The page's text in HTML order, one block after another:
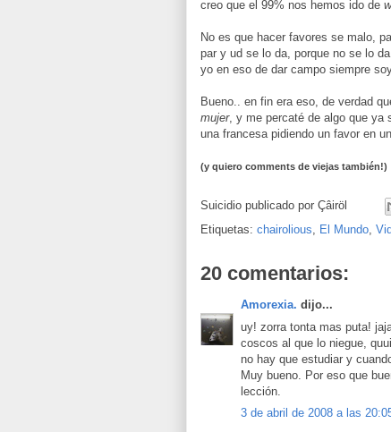
creo que el 99% nos hemos ido de
No es que hacer favores se malo,
par y ud se lo da, porque no se lo
yo en eso de dar campo siempre
Bueno.. en fin era eso, de verdad
mujer, y me percaté de algo que ya
una francesa pidiendo un favor en
(y quiero comments de viejas también!)
Suicidio publicado por Çâiröl
Etiquetas: chairolious, El Mundo,
20 comentarios:
Amorexia. dijo...
uy! zorra tonta mas puta!
coscos al que lo niegue,
no hay que estudiar y
Muy bueno. Por eso que
lección.
3 de abril de 2008 a las